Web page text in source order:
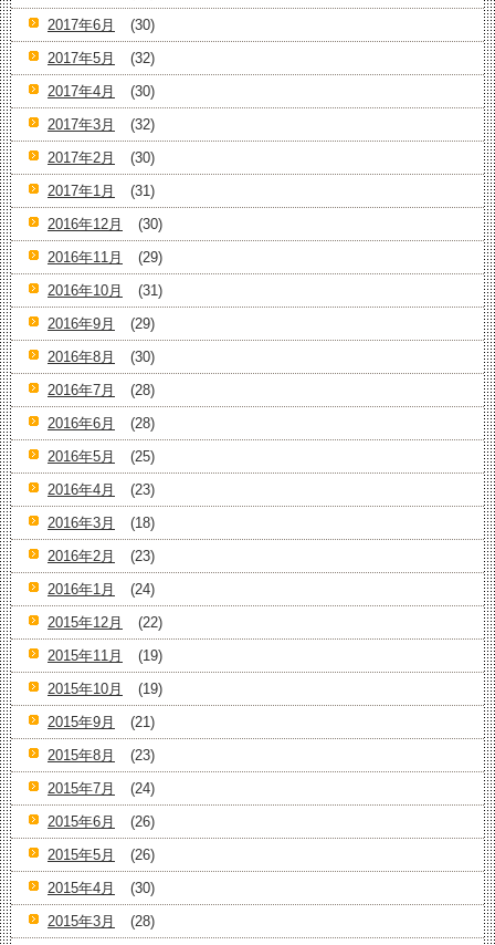
2017年6月
(30)
2017年5月
(32)
2017年4月
(30)
2017年3月
(32)
2017年2月
(30)
2017年1月
(31)
2016年12月
(30)
2016年11月
(29)
2016年10月
(31)
2016年9月
(29)
2016年8月
(30)
2016年7月
(28)
2016年6月
(28)
2016年5月
(25)
2016年4月
(23)
2016年3月
(18)
2016年2月
(23)
2016年1月
(24)
2015年12月
(22)
2015年11月
(19)
2015年10月
(19)
2015年9月
(21)
2015年8月
(23)
2015年7月
(24)
2015年6月
(26)
2015年5月
(26)
2015年4月
(30)
2015年3月
(28)